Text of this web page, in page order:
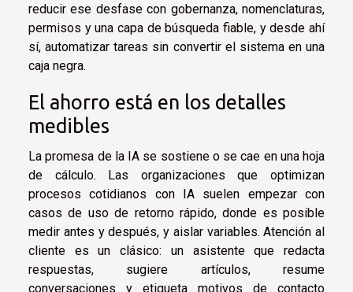
reducir ese desfase con gobernanza, nomenclaturas,
permisos y una capa de búsqueda fiable, y desde ahí
sí, automatizar tareas sin convertir el sistema en una
caja negra.
El ahorro está en los detalles
medibles
La promesa de la IA se sostiene o se cae en una hoja
de cálculo. Las organizaciones que optimizan
procesos cotidianos con IA suelen empezar con
casos de uso de retorno rápido, donde es posible
medir antes y después, y aislar variables. Atención al
cliente es un clásico: un asistente que redacta
respuestas, sugiere artículos, resume
conversaciones y etiqueta motivos de contacto